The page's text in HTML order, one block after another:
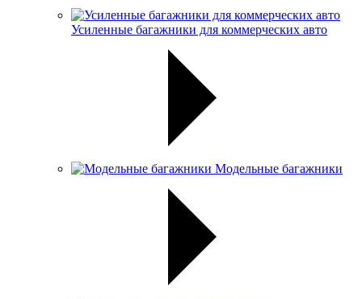
Усиленные багажники для коммерческих авто
Модельные багажники